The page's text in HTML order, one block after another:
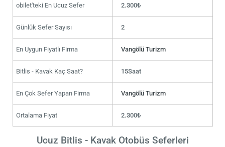
obilet'teki En Ucuz Sefer 2.300₺
Günlük Sefer Sayısı 2
En Uygun Fiyatlı Firma Vangölü Turizm
Bitlis - Kavak Kaç Saat? 15Saat
En Çok Sefer Yapan Firma Vangölü Turizm
Ortalama Fiyat 2.300₺
Ucuz Bitlis - Kavak Otobüs Seferleri